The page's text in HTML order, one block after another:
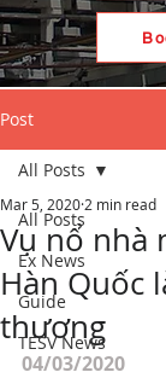
Post
All Posts
Ex News
Guide
TESV News
All Posts
Vụ nổ nhà
Hàn Quốc
thương
Mar 5, 2020 2 min read
04/03/2020